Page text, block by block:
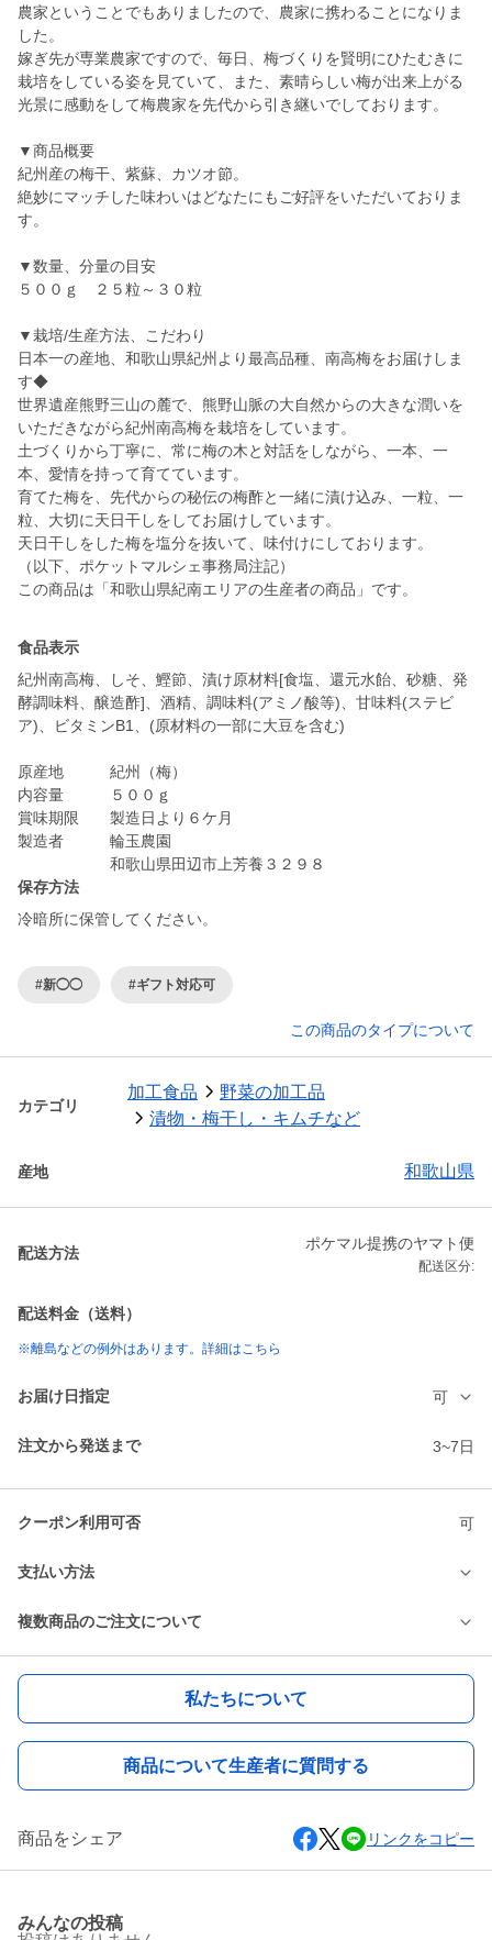
農家ということでもありましたので、農家に携わることになりま
した。
嫁ぎ先が専業農家ですので、毎日、梅づくりを賢明にひたむきに
栽培をしている姿を見ていて、また、素晴らしい梅が出来上がる
光景に感動をして梅農家を先代から引き継いでしております。
▼商品概要
紀州産の梅干、紫蘇、カツオ節。
絶妙にマッチした味わいはどなたにもご好評をいただいておりま
す。
▼数量、分量の目安
５００ｇ ２５粒～３０粒
▼栽培/生産方法、こだわり
日本一の産地、和歌山県紀州より最高品種、南高梅をお届けしま
す◆
世界遺産熊野三山の麓で、熊野山脈の大自然からの大きな潤いを
いただきながら紀州南高梅を栽培をしています。
土づくりから丁寧に、常に梅の木と対話をしながら、一本、一
本、愛情を持って育てています。
育てた梅を、先代からの秘伝の梅酢と一緒に漬け込み、一粒、一
粒、大切に天日干しをしてお届けしています。
天日干しをした梅を塩分を抜いて、味付けにしております。
（以下、ポケットマルシェ事務局注記）
この商品は「和歌山県紀南エリアの生産者の商品」です。
食品表示
紀州南高梅、しそ、鰹節、漬け原材料[食塩、還元水飴、砂糖、発
酵調味料、醸造酢]、酒精、調味料(アミノ酸等)、甘味料(ステビ
ア)、ビタミンB1、(原材料の一部に大豆を含む)
原産地 紀州（梅）
内容量 ５００ｇ
賞味期限 製造日より６ケ月
製造者 輪玉農園
保存方法
冷暗所に保管してください。
#新◯◯ #ギフト対応可
この商品のタイプについて
カテゴリ
加工食品
野菜の加工品
漬物・梅干し・キムチなど
産地 和歌山県
配送方法
ポケマル提携のヤマト便
配送区分:
配送料金（送料）
※離島などの例外はあります。詳細はこちら
お届け日指定 可
注文から発送まで 3~7日
クーポン利用可否 可
支払い方法
複数商品のご注文について
私たちについて
商品について生産者に質問する
商品をシェア リンクをコピー
みんなの投稿